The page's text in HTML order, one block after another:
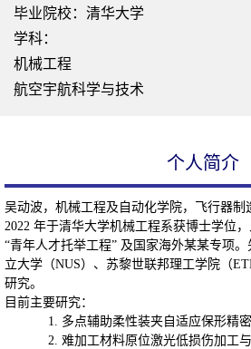
毕业院校：清华大学
学科：
机械工程
航空宇航科学与技术
个人简介
吴动波，机械工程及自动化学院，飞行器制
2022 年于清华大学机械工程系获博士学位
“青年人才托举工程” 及国家海外某某专项。
立大学（NUS）、苏黎世联邦理工学院（
研究。
目前主要研究：
1. 多点辅助柔性装夹自适应保形精
2. 难加工材料原位激光低损伤加工